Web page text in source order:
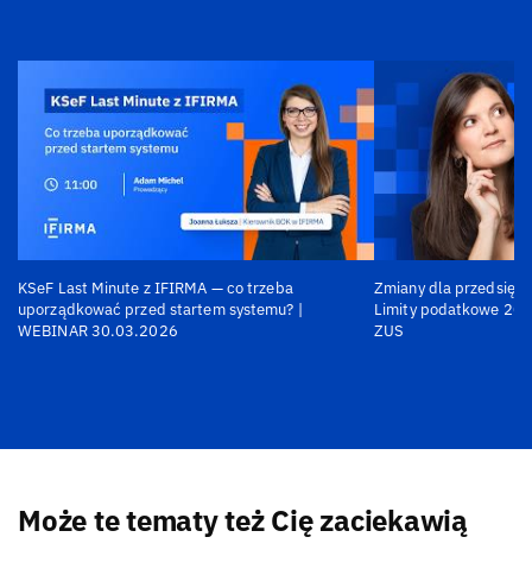
KSeF Last Minute z IFIRMA — co trzeba
uporządkować przed startem systemu? |
WEBINAR 30.03.2026
Zmiany dla
Limity podatkowe
ZUS
Może te tematy też Cię zaciekawią